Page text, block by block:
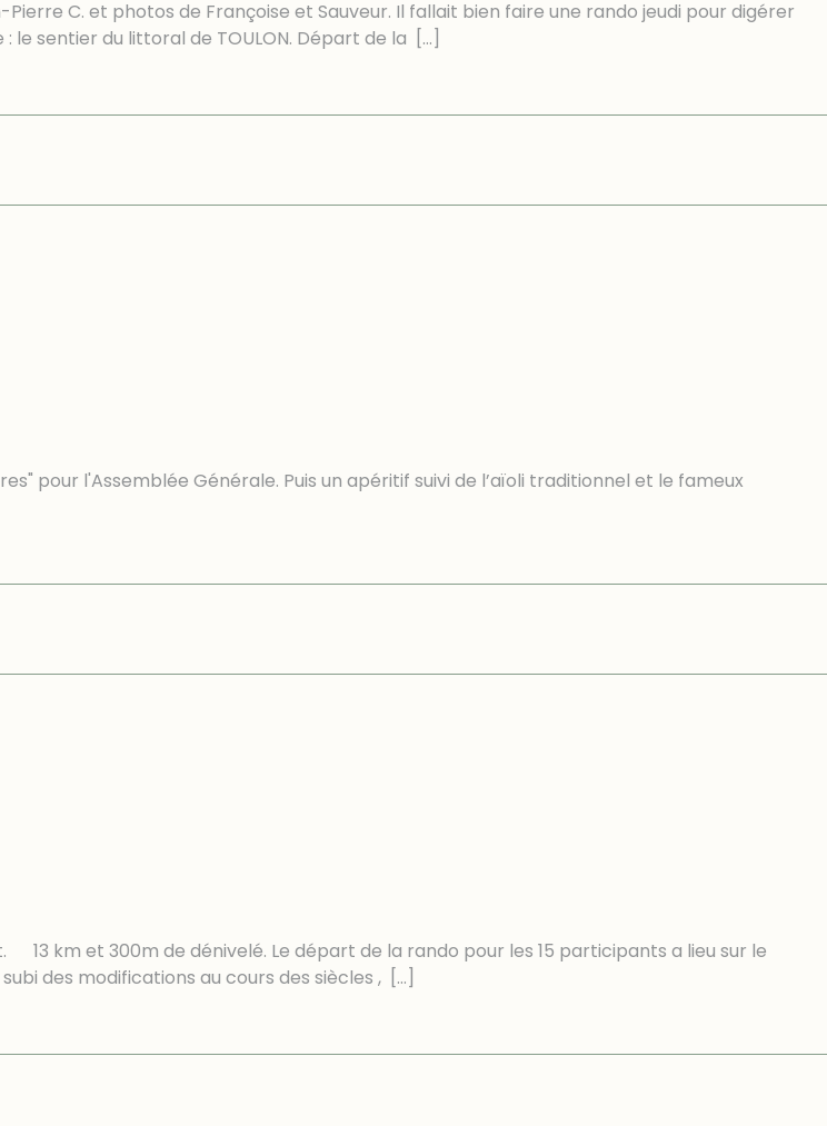
C. et photos de Françoise et Sauveur. Il fallait bien faire une rando jeudi pour digérer
le sentier du littoral de TOULON. Départ de la
[…]
pour l'Assemblée Générale. Puis un apéritif suivi de l’aïoli traditionnel et le fameux
km et 300m de dénivelé. Le départ de la rando pour les 15 participants a lieu sur le
des modifications au cours des siècles ,
[…]